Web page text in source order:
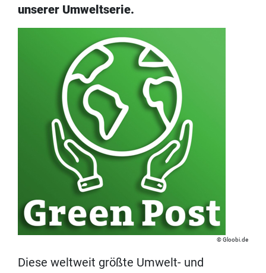
unserer Umweltserie.
Gloobi.de
Diese weltweit größte Umwelt- und